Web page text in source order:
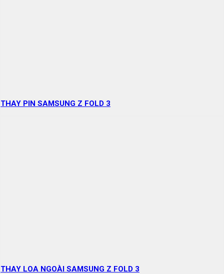
THAY PIN SAMSUNG Z FOLD 3
THAY LOA NGOÀI SAMSUNG Z FOLD 3